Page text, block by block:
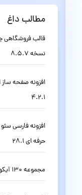
مطالب داغ
نسخه 8.5.7
4.2.1
حرفه ای 28.1
مجموعه 130 آیکون رایگان Icons8 به صورت SVG